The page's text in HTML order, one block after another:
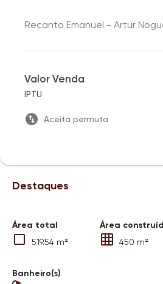
Recanto Emanuel - Artur
Valor Venda
IPTU
Aceita permuta
Destaques
Área total
519.54 m²
Área
450 m²
Banheiro(s)